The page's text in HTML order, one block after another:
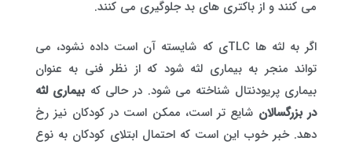
می کنند و از باکتری های بد جلوگیری می کنند.
اگر به لثه ها TLCی که شایسته آن است داده نشود، می
تواند منجر به بیماری لثه شود که از نظر فنی به عنوان
بیماری پریودنتال شناخته می شود. در حالی کهبیماری لثه
در بزرگسالان شایع تر است، ممکن است در کودکان نیز رخ
دهد. خبر خوب این است که احتمال ابتلای کودکان به نوع